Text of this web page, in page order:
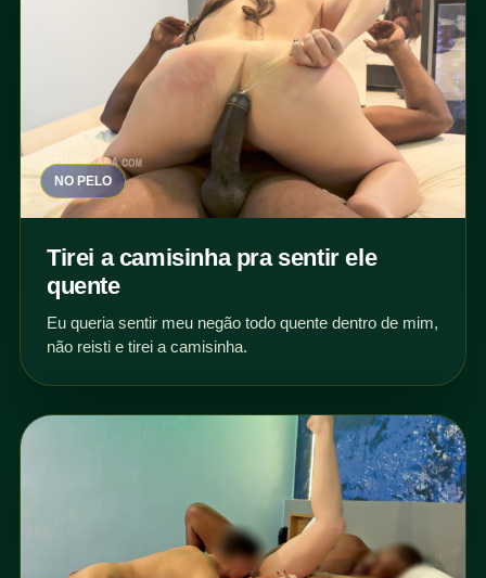
NO PELO
Tirei a camisinha pra sentir ele
quente
Eu queria sentir meu negão todo quente dentro de mim,
não reisti e tirei a camisinha.